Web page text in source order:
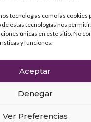
tecnologías como las cookies
estas tecnologías nos
únicas en este sitio. No
y funciones.
Aceptar
Denegar
Ver Preferencias